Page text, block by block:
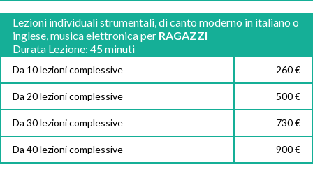
Lezioni individuali strumentali, di canto moderno in italiano o
inglese, musica elettronica per RAGAZZI
Durata Lezione: 45 minuti
Da 10 lezioni complessive 260 €
Da 20 lezioni complessive 500 €
Da 30 lezioni complessive 730 €
Da 40 lezioni complessive 900 €